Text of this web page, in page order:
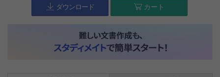
ダウンロード カート